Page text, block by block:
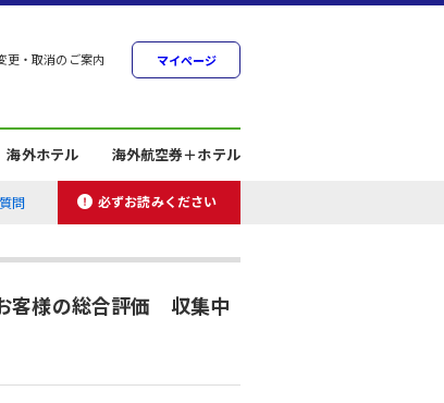
更・取消のご案内 マイページ
海外ホテル 海外航空券＋ホテル
問 必ずお読みください
客様の総合評価 収集中